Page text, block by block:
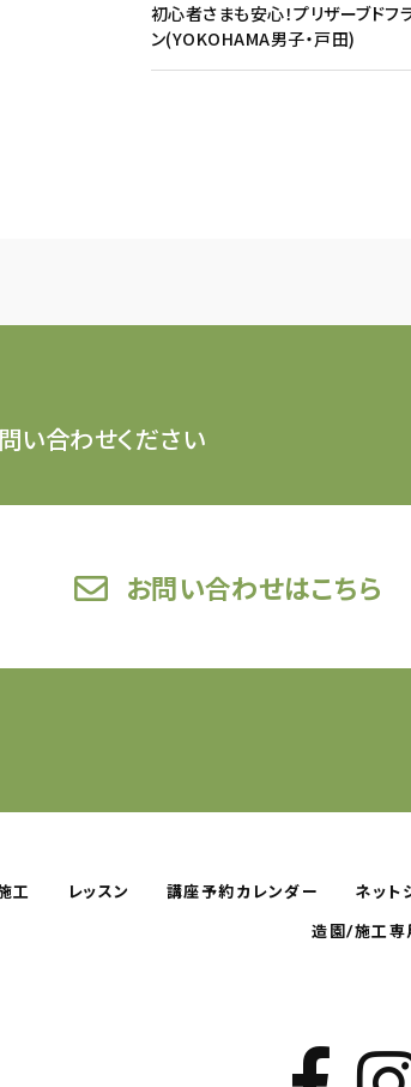
初心者さまも安心！プリザーブドフ
ン(YOKOHAMA男子・戸田)
い合わせください
お問い合わせはこちら
工 レッスン 講座予約カレンダー ネット
造園/施工専